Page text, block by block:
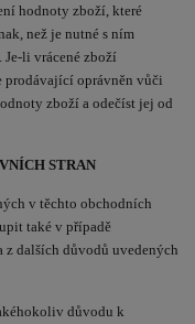
hodnoty zboží, které
než je nutné s ním
Je-li vrácené zboží
oprávněn vůči
zboží a odečíst jej od
STRAN
v těchto obchodních
také v případě
dalších důvodů uvedených
důvodu k